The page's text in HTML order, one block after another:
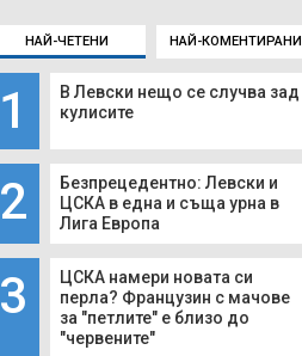
НАЙ-ЧЕТЕНИ НАЙ-КОМЕНТИРАНИ
1
В Левски нещо се случва зад
кулисите
2
Безпрецедентно: Левски и
ЦСКА в една и съща урна в
Лига Европа
3
ЦСКА намери новата си
перла? Французин с мачове
за "петлите" е близо до
"червените"